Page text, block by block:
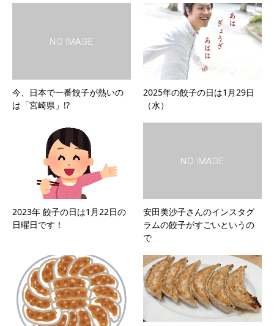
今、日本で一番餃子が熱いの
は「宮崎県」!?
2025年の餃子の日は1月29日
（水）
2023年 餃子の日は1月22日の
日曜日です！
安田美沙子さんのインスタグ
ラムの餃子がすごいというの
で